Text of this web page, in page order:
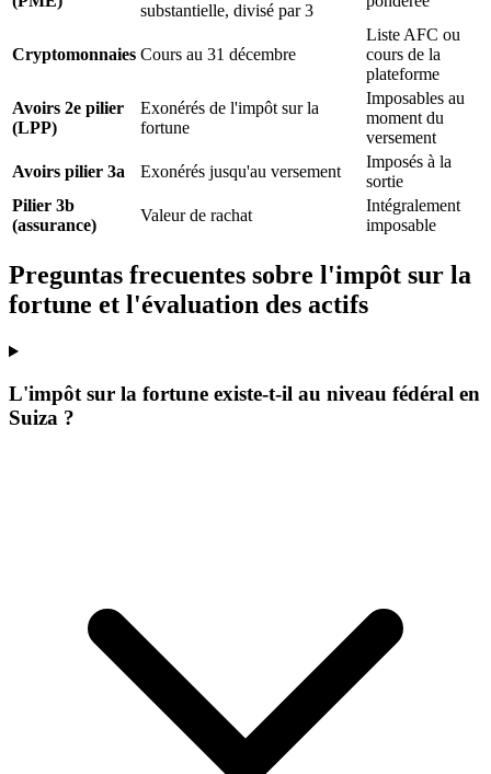
substantielle, divisé par 3
Cryptomonnaies Cours au 31 décembre
Liste AFC ou
cours de la
plateforme
Avoirs 2e pilier
(LPP)
Exonérés de l'impôt sur la
fortune
Imposables au
moment du
versement
Avoirs pilier 3a
Exonérés jusqu'au versement
Imposés à la
sortie
Pilier 3b
(assurance)
Valeur de rachat
Intégralement
imposable
Preguntas frecuentes sobre l'impôt sur la
fortune et l'évaluation des actifs
L'impôt sur la fortune existe-t-il au niveau fédéral en
Suiza ?